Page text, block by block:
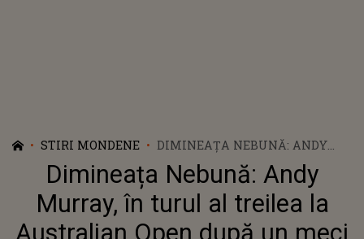
STIRI MONDENE
DIMINEAȚA NEBUNĂ: ANDY
MURRAY, ÎN TURUL AL TREILEA
LA AUSTRALIAN OPEN DUPĂ
UN MECI MARATON DE 5 ORE ȘI
45 DE MINUTE - AUDIO
Dimineața Nebună: Andy
Murray, în turul al treilea la
Australian Open după un meci